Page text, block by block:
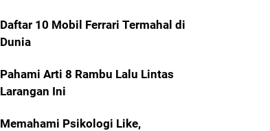
Daftar 10 Mobil Ferrari Termahal di
Dunia
Pahami Arti 8 Rambu Lalu Lintas
Larangan Ini
Memahami Psikologi Like,